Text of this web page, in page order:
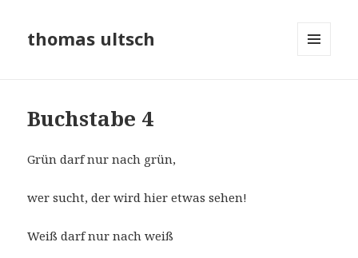
thomas ultsch
Buchstabe 4
Grün darf nur nach grün,
wer sucht, der wird hier etwas sehen!
Weiß darf nur nach weiß